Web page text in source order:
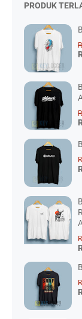
PRODUK